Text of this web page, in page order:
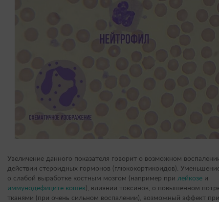
Увеличение данного показателя говорит о возможном
действии стероидных гормонов (глюкокортикоидов).
о слабой выработке костным мозгом (например при лейкозе и
иммунодефиците кошек), влиянии токсинов, о повышенном
тканями (при очень сильном воспалении), возможный эффект при